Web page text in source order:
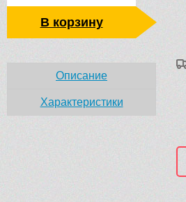
В корзину
Описание
Характеристики